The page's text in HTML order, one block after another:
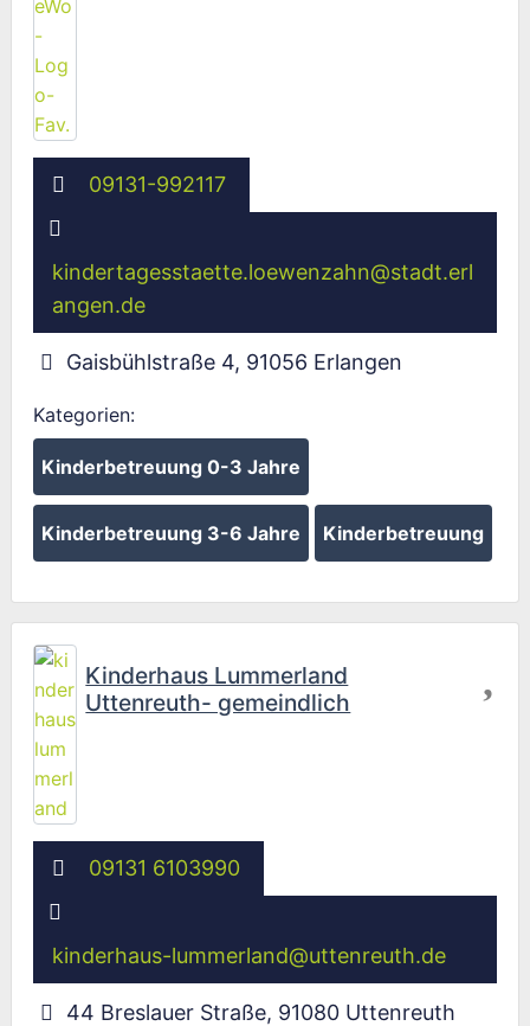
09131-992117
kindertagesstaette.loewenzahn@stadt.erl
angen.de
Gaisbühlstraße 4, 91056 Erlangen
Kategorien:
Kinderbetreuung 0-3 Jahre
Kinderbetreuung 3-6 Jahre Kinderbetreuung
Kinderhaus Lummerland
Uttenreuth- gemeindlich
09131 6103990
kinderhaus-lummerland@uttenreuth.de
44 Breslauer Straße, 91080 Uttenreuth